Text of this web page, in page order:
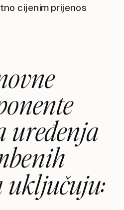
cijenim prijenos
uređenja
uključuju: